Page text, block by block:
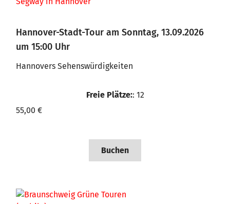
Hannover-Stadt-Tour am Sonntag, 13.09.2026
um 15:00 Uhr
Hannovers Sehenswürdigkeiten
Freie Plätze:: 12
55,00 €
Buchen